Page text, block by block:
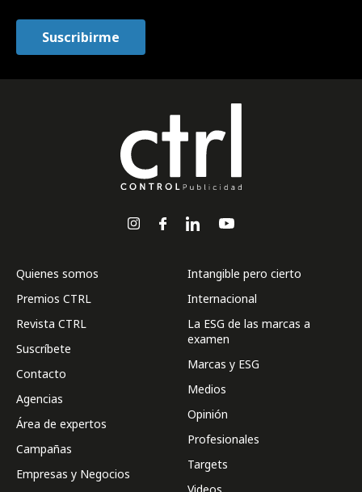
Quienes somos
Premios CTRL
Revista CTRL
Suscríbete
Contacto
Agencias
Área de expertos
Campañas
Empresas y Negocios
Intangible pero cierto
Internacional
La ESG de las marcas a
examen
Marcas y ESG
Medios
Opinión
Profesionales
Targets